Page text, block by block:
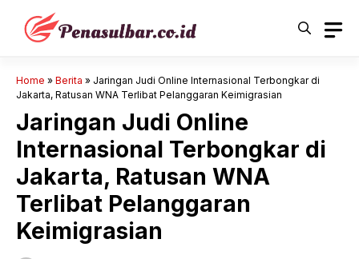
Langsung
Home » Berita » Jaringan Judi Online Internasional Terbongkar di
Jakarta, Ratusan WNA Terlibat Pelanggaran Keimigrasian
Jaringan Judi Online
Internasional Terbongkar di
Jakarta, Ratusan WNA
Terlibat Pelanggaran
Keimigrasian